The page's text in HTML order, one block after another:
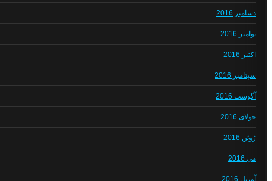
دسامبر 2016
نوامبر 2016
اکتبر 2016
سپتامبر 2016
آگوست 2016
جولای 2016
ژوئن 2016
می 2016